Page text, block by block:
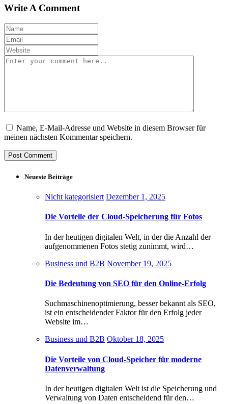
Write A Comment
Name, E-Mail-Adresse und Website in diesem Browser für
meinen nächsten Kommentar speichern.
Neueste Beiträge
Nicht kategorisiert Dezember 1, 2025
Die Vorteile der Cloud-Speicherung für Fotos
In der heutigen digitalen Welt, in der die Anzahl der
aufgenommenen Fotos stetig zunimmt, wird…
Business und B2B November 19, 2025
Die Bedeutung von SEO für den Online-Erfolg
Suchmaschinenoptimierung, besser bekannt als SEO,
ist ein entscheidender Faktor für den Erfolg jeder
Website im…
Business und B2B Oktober 18, 2025
Die Vorteile von Cloud-Speicher für moderne
Datenverwaltung
In der heutigen digitalen Welt ist die Speicherung und
Verwaltung von Daten entscheidend für den…